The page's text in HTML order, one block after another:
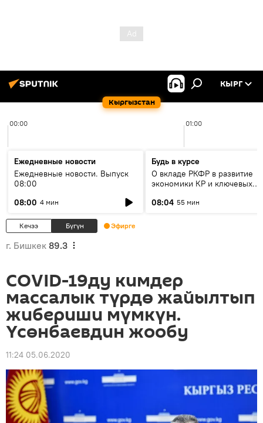
Кыргызстан
КЫРГ
00:00 01:00
Ежедневные новости
Ежедневные новости. Выпуск
08:00
08:00 4 мин
Будь в курсе
О вкладе РКФР в развитие
экономики КР и ключевых
08:04 55 мин
Кечээ Бүгүн Эфирге
г. Бишкек 89.3
COVID-19ду кимдер
массалык түрдө жайылтып
жибериши мүмкүн.
Үсөнбаевдин жообу
11:24 05.06.2020